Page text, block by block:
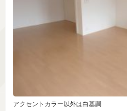
アクセントカラー以外は白基調